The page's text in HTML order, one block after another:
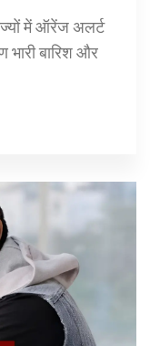
में ऑरेंज अलर्ट
भारी बारिश और